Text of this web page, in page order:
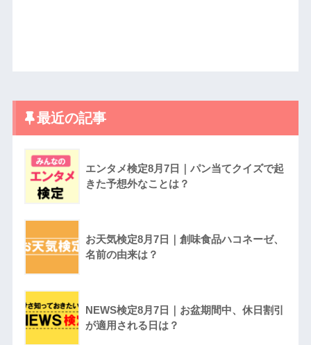
最近の記事
エンタメ検定8月7日｜パン当てクイズで起
きた予想外なことは？
お天気検定8月7日｜創味食品ハコネーゼ、
名前の由来は？
NEWS検定8月7日｜お盆期間中、休日割引
が適用される日は？